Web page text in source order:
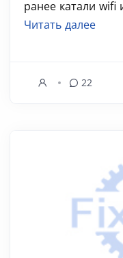
ранее катали
Читать далее
22